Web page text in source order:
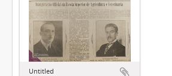
Untitled